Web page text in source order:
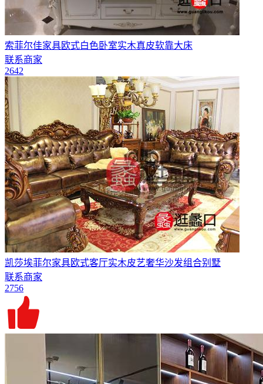
索菲尔佳家具欧式白色卧室实木真皮软靠大床
联系商家
2642
凯莎埃菲尔家具欧式客厅实木皮艺奢华沙发组合别墅
联系商家
2756